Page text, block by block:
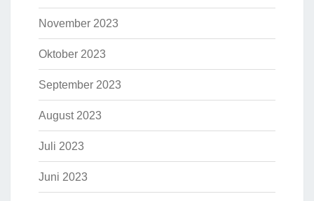
November 2023
Oktober 2023
September 2023
August 2023
Juli 2023
Juni 2023